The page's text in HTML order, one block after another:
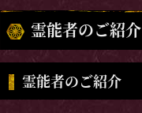
霊能者のご紹介
霊能者のご紹介